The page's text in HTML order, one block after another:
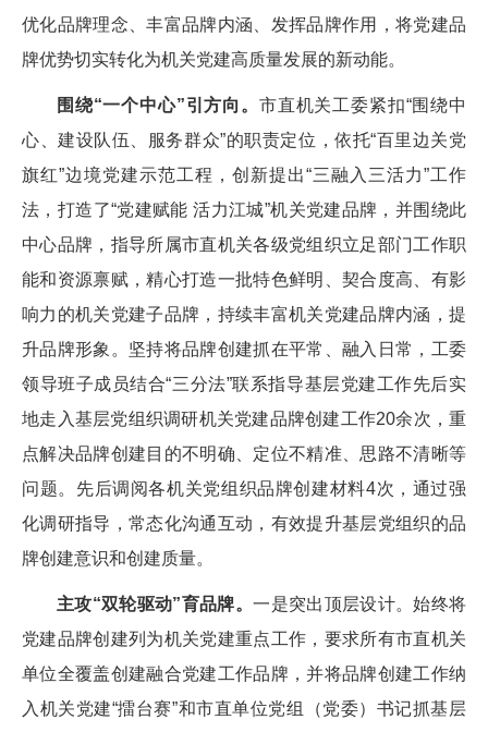
优化品牌理念、丰富品牌内涵、发挥品牌作用，将党建品
牌优势切实转化为机关党建高质量发展的新动能。
围绕“一个中心”引方向。 市直机关工委紧扣“围绕中
心、建设队伍、服务群众”的职责定位，依托“百里边关党
旗红”边境党建示范工程，创新提出“三融入三活力”工作
法，打造了“党建赋能 活力江城”机关党建品牌，并围绕此
中心品牌，指导所属市直机关各级党组织立足部门工作职
能和资源禀赋，精心打造一批特色鲜明、契合度高、有影
响力的机关党建子品牌，持续丰富机关党建品牌内涵，提
升品牌形象。坚持将品牌创建抓在平常、融入日常，工委
领导班子成员结合“三分法”联系指导基层党建工作先后实
地走入基层党组织调研机关党建品牌创建工作20余次，重
点解决品牌创建目的不明确、定位不精准、思路不清晰等
问题。先后调阅各机关党组织品牌创建材料4次，通过强
化调研指导，常态化沟通互动，有效提升基层党组织的品
牌创建意识和创建质量。
主攻“双轮驱动”育品牌。一是突出顶层设计。始终将
党建品牌创建列为机关党建重点工作，要求所有市直机关
单位全覆盖创建融合党建工作品牌，并将品牌创建工作纳
入机关党建“擂台赛”和市直单位党组（党委）书记抓基层